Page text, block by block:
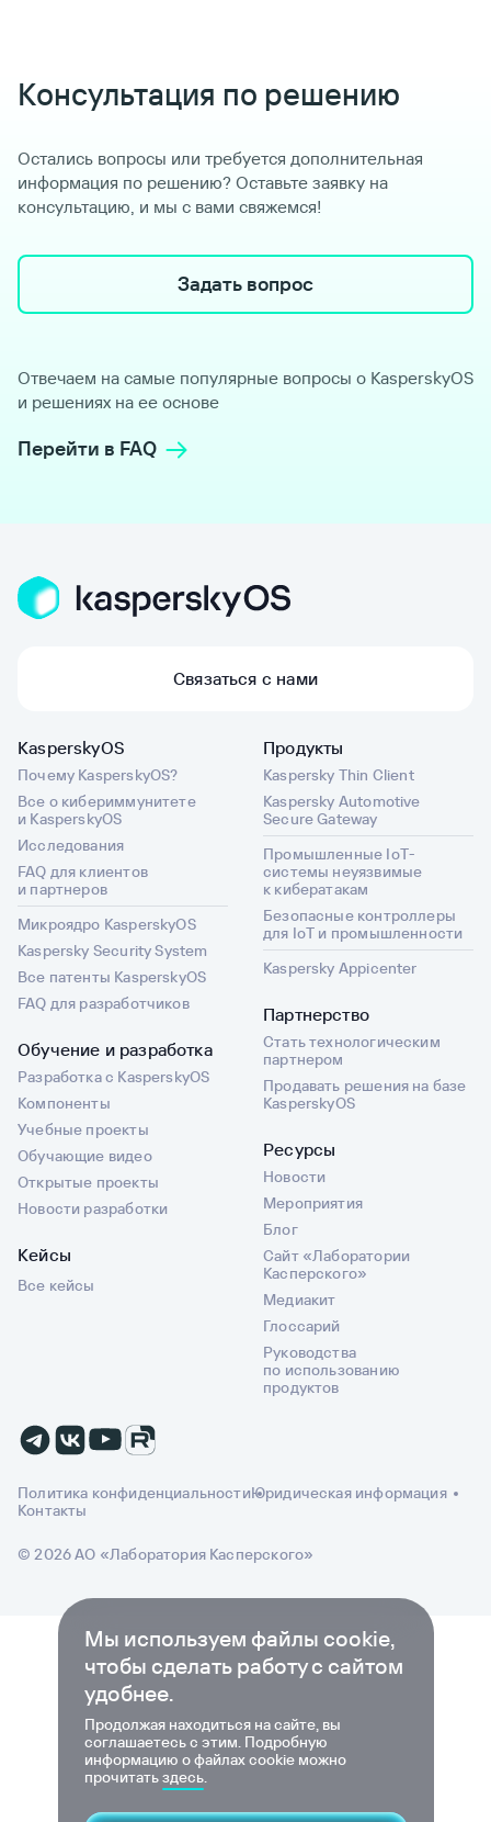
Консультация по решению
Остались вопросы или требуется дополнительная
информация по решению? Оставьте заявку на
консультацию, и мы с вами свяжемся!
Задать вопрос
Отвечаем на самые популярные вопросы о KasperskyOS
и решениях на ее основе
Перейти в FAQ
Связаться с нами
KasperskyOS
Почему KasperskyOS?
Все о кибериммунитете
и KasperskyOS
Исследования
FAQ для клиентов
и партнеров
Микроядро KasperskyOS
Kaspersky Security System
Все патенты KasperskyOS
FAQ для разработчиков
Обучение и разработка
Разработка с KasperskyOS
Компоненты
Учебные проекты
Обучающие видео
Открытые проекты
Новости разработки
Кейсы
Все кейсы
Продукты
Kaspersky Thin Client
Kaspersky Automotive
Secure Gateway
Промышленные IoT-
системы неуязвимые
к кибератакам
Безопасные контроллеры
для IoT и промышленности
Kaspersky Appicenter
Партнерство
Стать технологическим
партнером
Продавать решения на базе
KasperskyOS
Ресурсы
Новости
Мероприятия
Блог
Сайт «Лаборатории
Касперского»
Медиакит
Глоссарий
Руководства
по использованию
продуктов
© 2026 АО «Лаборатория Касперского»
Политика конфиденциальностиЮридическая информация
Контакты
Мы используем файлы cookie,
чтобы сделать работу с сайтом
удобнее.
Продолжая находиться на сайте, вы
соглашаетесь с этим. Подробную
информацию о файлах cookie можно
прочитатьздесь.